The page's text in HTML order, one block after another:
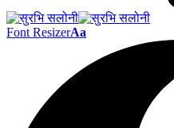
Font ResizerAa